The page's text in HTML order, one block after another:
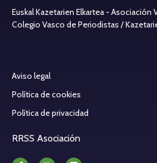
Euskal Kazetarien Elkartea - Asociación
Colegio Vasco de Periodistas /
Aviso legal
Política de cookies
Política de privacidad
RRSS Asociación